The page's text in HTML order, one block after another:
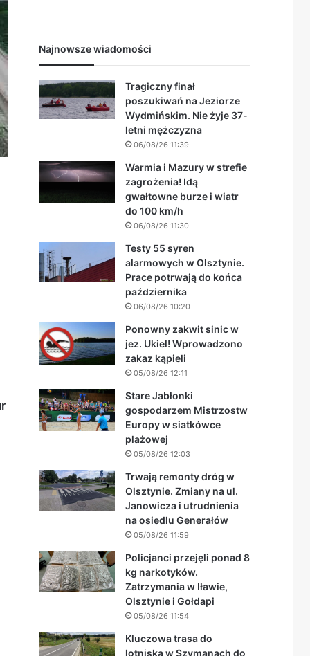
Najnowsze wiadomości
Tragiczny finał
poszukiwań na Jeziorze
Wydmińskim. Nie żyje 37-
letni mężczyzna
06/08/26 11:39
Warmia i Mazury w strefie
zagrożenia! Idą
gwałtowne burze i wiatr
do 100 km/h
06/08/26 11:30
Testy 55 syren
alarmowych w Olsztynie.
Prace potrwają do końca
października
06/08/26 10:20
Ponowny zakwit sinic w
jez. Ukiel! Wprowadzono
zakaz kąpieli
05/08/26 12:11
Stare Jabłonki
gospodarzem Mistrzostw
Europy w siatkówce
plażowej
05/08/26 12:03
Trwają remonty dróg w
Olsztynie. Zmiany na ul.
Janowicza i utrudnienia
na osiedlu Generałów
05/08/26 11:59
Policjanci przejęli ponad 8
kg narkotyków.
Zatrzymania w Iławie,
Olsztynie i Gołdapi
05/08/26 11:54
Kluczowa trasa do
lotniska w Szymanach do